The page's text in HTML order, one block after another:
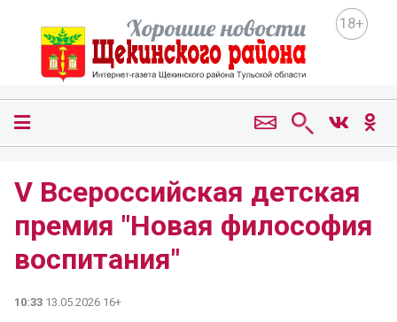
18+
V Всероссийская детская
премия "Новая философия
воспитания"
10:33 13.05.2026 16+